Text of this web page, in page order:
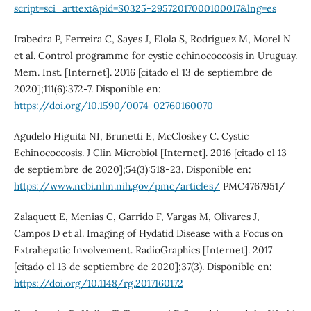
script=sci_arttext&pid=S0325-29572017000100017&lng=es
Irabedra P, Ferreira C, Sayes J, Elola S, Rodríguez M, Morel N
et al. Control programme for cystic echinococcosis in Uruguay.
Mem. Inst. [Internet]. 2016 [citado el 13 de septiembre de
2020];111(6):372-7. Disponible en:
https://doi.org/10.1590/0074-02760160070
Agudelo Higuita NI, Brunetti E, McCloskey C. Cystic
Echinococcosis. J Clin Microbiol [Internet]. 2016 [citado el 13
de septiembre de 2020];54(3):518-23. Disponible en:
https://www.ncbi.nlm.nih.gov/pmc/articles/PMC4767951/
Zalaquett E, Menias C, Garrido F, Vargas M, Olivares J,
Campos D et al. Imaging of Hydatid Disease with a Focus on
Extrahepatic Involvement. RadioGraphics [Internet]. 2017
[citado el 13 de septiembre de 2020];37(3). Disponible en:
https://doi.org/10.1148/rg.2017160172